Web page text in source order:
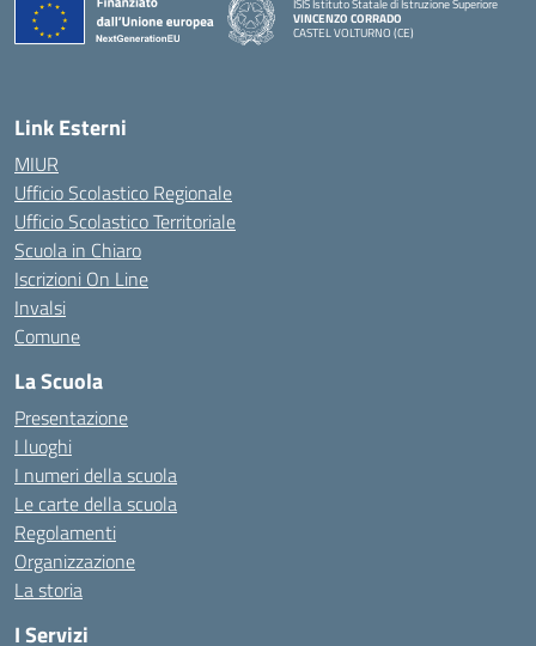
ISIS Istituto Statale di Istruzione Superiore
VINCENZO CORRADO
CASTEL VOLTURNO (CE)
Link Esterni
MIUR
Ufficio Scolastico Regionale
Ufficio Scolastico Territoriale
Scuola in Chiaro
Iscrizioni On Line
Invalsi
Comune
La Scuola
Presentazione
I luoghi
I numeri della scuola
Le carte della scuola
Regolamenti
Organizzazione
La storia
I Servizi